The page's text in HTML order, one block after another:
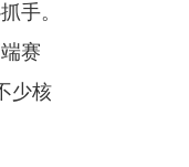
手。
赛
少核